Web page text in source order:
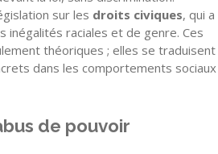
sur les droits civiques, qui a
raciales et de genre. Ces
théoriques ; elles se traduisent
dans les comportements sociaux
de pouvoir